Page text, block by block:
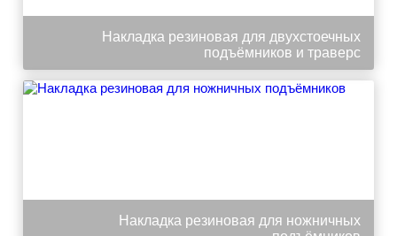
Накладка резиновая для двухстоечных
подъёмников и траверс
Накладка резиновая для ножничных